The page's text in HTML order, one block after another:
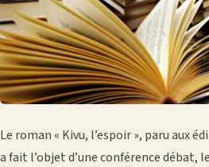
Le roman « Kivu, l’espoir », paru aux
a fait l’objet d’une conférence ­débat,